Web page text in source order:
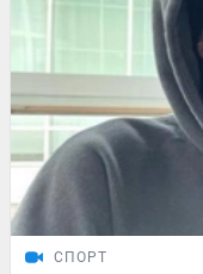
СПОРТ